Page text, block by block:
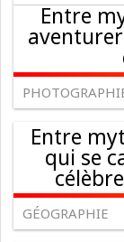
Entre
Entre
qui se
GÉOGRAPHIE